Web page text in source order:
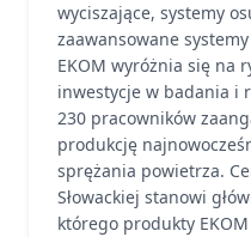
wyciszające, systemy
zaawansowane
EKOM wyróżnia się na
inwestycje w badania i
230 pracowników
produkcję
sprężania powietrza.
Słowackiej stanowi
którego produkty